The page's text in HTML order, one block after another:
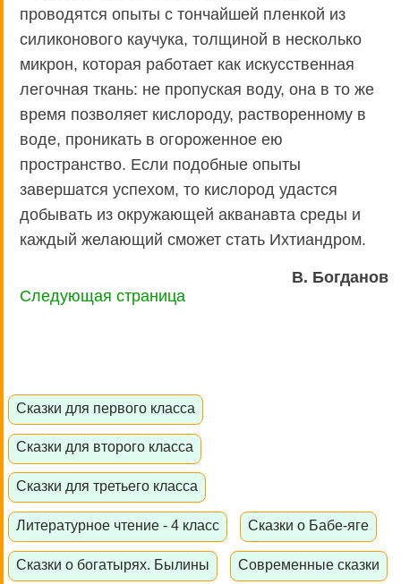
проводятся опыты с тончайшей пленкой из
силиконового каучука, толщиной в несколько
микрон, которая работает как искусственная
легочная ткань: не пропуская воду, она в то же
время позволяет кислороду, растворенному в
воде, проникать в огороженное ею
пространство. Если подобные опыты
завершатся успехом, то кислород удастся
добывать из окружающей акванавта среды и
каждый желающий сможет стать Ихтиандром.
В. Богданов
Следующая страница
Сказки для первого класса
Сказки для второго класса
Сказки для третьего класса
Литературное чтение - 4 класс Сказки о Бабе-яге
Сказки о богатырях. Былины Современные сказки